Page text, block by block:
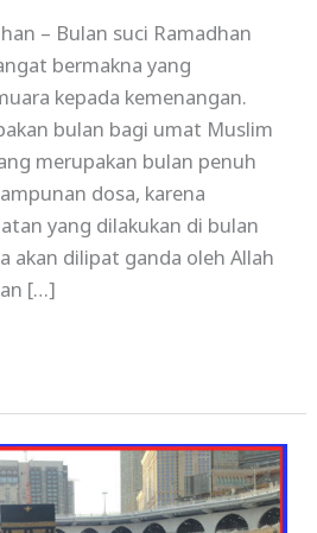
– Bulan suci Ramadhan
bermakna yang
kepada kemenangan.
bulan bagi umat Muslim
merupakan bulan penuh
dosa, karena
yang dilakukan di bulan
akan dilipat ganda oleh Allah
[…]